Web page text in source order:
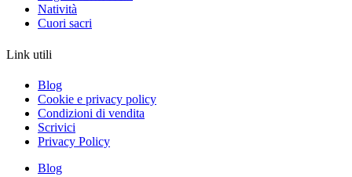
Natività
Cuori sacri
Link utili
Blog
Cookie e privacy policy
Condizioni di vendita
Scrivici
Privacy Policy
Blog